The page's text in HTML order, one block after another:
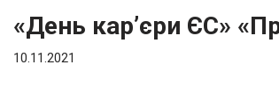
«День кар’єри ЄС»
10.11.2021